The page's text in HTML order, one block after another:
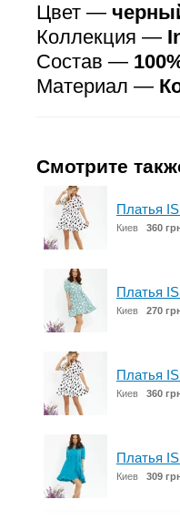
Цвет —
Коллекция —
Состав —
Материал —
Смотрите
Платья
Киев 360
Платья
Киев 270
Платья
Киев 360
Платья
Киев 309